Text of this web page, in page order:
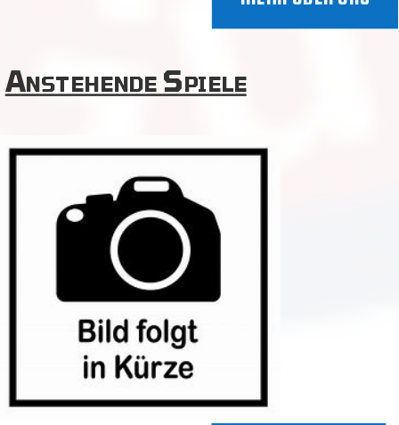
Anstehende Spiele